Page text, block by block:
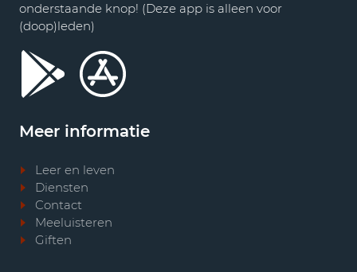
onderstaande knop! (Deze app is alleen voor
(doop)leden)
Meer informatie
Leer en leven
Diensten
Contact
Meeluisteren
Giften